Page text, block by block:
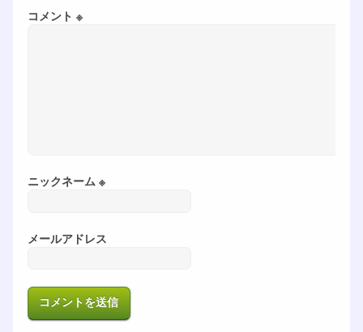
コメント ※
ニックネーム ※
メールアドレス